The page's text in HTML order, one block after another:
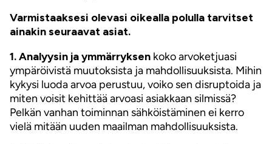
Varmistaaksesi olevasi oikealla polulla tarvitset
ainakin seuraavat asiat.
1. Analyysin ja ymmärryksen koko arvoketjuasi
ympäröivistä muutoksista ja mahdollisuuksista. Mihin
kykysi luoda arvoa perustuu, voiko sen disruptoida ja
miten voisit kehittää arvoasi asiakkaan silmissä?
Pelkän vanhan toiminnan sähköistäminen ei kerro
vielä mitään uuden maailman mahdollisuuksista.